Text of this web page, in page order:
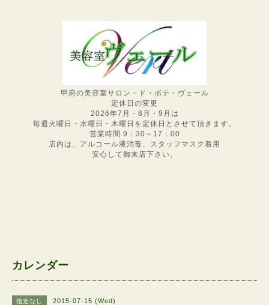
甲府の美容室サロン・ド・ボテ・ヴェール
定休日の変更
2026年7月・8月・9月は
毎週火曜日・水曜日・木曜日を定休日とさせて頂きます。
営業時間 9：30～17：00
店内は、アルコール液消毒、スタッフマスク着用
安心して御来店下さい。
カレンダー
指定なし 2015-07-15 (Wed)